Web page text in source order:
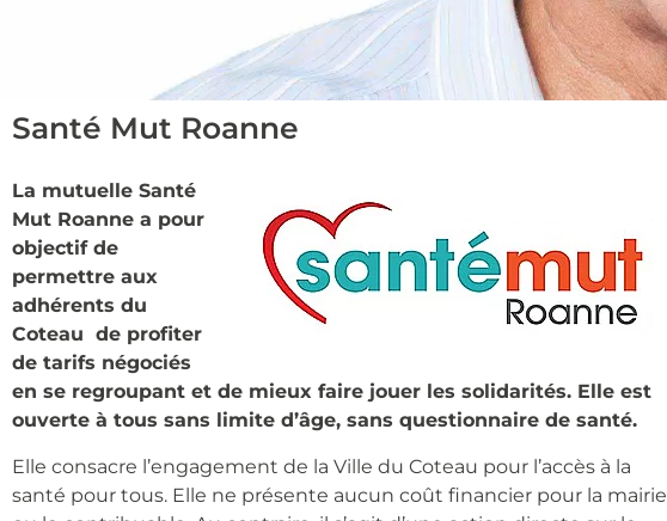
Santé Mut Roanne
La mutuelle Santé
Mut Roanne a pour
objectif de
permettre aux
adhérents du
Coteau de profiter
de tarifs négociés
en se regroupant et de mieux faire jouer les solidarités. Elle est
ouverte à tous sans limite d’âge, sans questionnaire de santé.
Elle consacre l’engagement de la Ville du Coteau pour l’accès à la
santé pour tous. Elle ne présente aucun coût financier pour la mairie